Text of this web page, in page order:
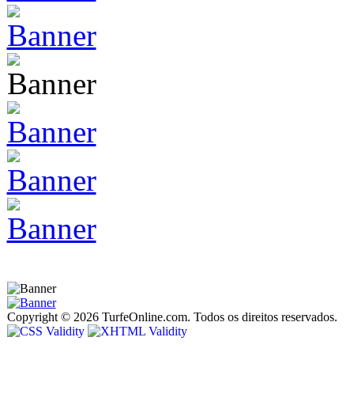
Copyright © 2026 TurfeOnline.com. Todos os direitos reservados.